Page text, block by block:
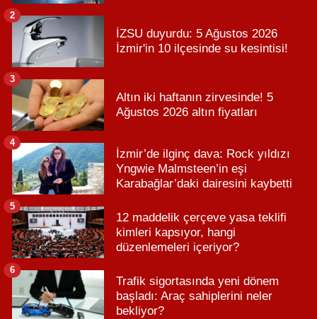
İZSU duyurdu: 5 Ağustos 2026
İzmir'in 10 ilçesinde su kesintisi!
2
Altın iki haftanın zirvesinde! 5
Ağustos 2026 altın fiyatları
3
İzmir’de ilginç dava: Rock yıldızı
Yngwie Malmsteen’in eşi
Karabağlar’daki dairesini kaybetti
4
12 maddelik çerçeve yasa teklifi
kimleri kapsıyor, hangi
düzenlemeleri içeriyor?
5
Trafik sigortasında yeni dönem
başladı: Araç sahiplerini neler
bekliyor?
6